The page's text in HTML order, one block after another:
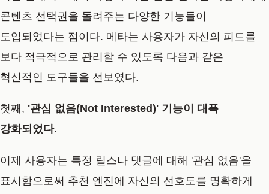
콘텐츠 선택권을 돌려주는 다양한 기능들이
도입되었다는 점이다. 메타는 사용자가 자신의 피드를
보다 적극적으로 관리할 수 있도록 다음과 같은
혁신적인 도구들을 선보였다.
첫째, '관심 없음(Not Interested)' 기능이 대폭
강화되었다.
이제 사용자는 특정 릴스나 댓글에 대해 '관심 없음'을
표시함으로써 추천 엔진에 자신의 선호도를 명확하게